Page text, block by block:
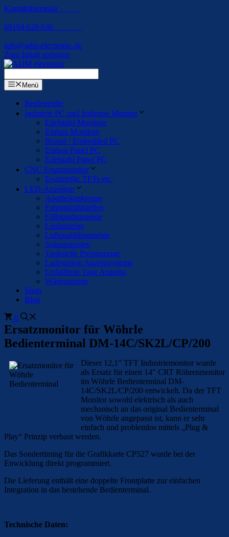
Kontaktformular
08104 629 630
info@adm-electronic.de
Zum Inhalt springen
Menü
Bedienpulte
Industrie PC und Industrie Monitor
Edelstahl-Monitore
Einbau Monitore
Boxed / Embedded PC
Einbau Panel PC
Edelstahl Panel PC
CNC Ersatzmonitor
Ersatzteile: TFTs etc.
LED-Anzeigen
Apothekenkreuze
Fahrradzählstellen
Füllstandsanzeige
Liedanzeige
Luftqualitätsanzeige
Solaranzeigen
Tankstelle Preisanzeige
Ladestation Anzeigsysteme
Unfallfreie Tage Anzeige
Wägeanzeige
Shop
Blog
0
Ersatzmonitor für Wöhrle
Bedienterminal DM-14C/SK2L/CP/200
Dieser 12,1″ TFT Industriemonitor wurde
als Ersatz für einen 14″ CRT Röhrenmonitor
im Wöhrle Bedienterminal DM-
14C/SK2L/CP/200 entwickelt. Da der TFT
Monitor sowohl elektrisch als auch
mechanisch an das original Bedienterminal
von Wöhrle angepasst ist, kann er sehr
einfach und problemlos mittels „Plug &
Play“ Prinzip verbaut werden.
Das Sondertiming für die Grafikkarte CP527 wurde bei der
Enwicklung direkt programmiert.
Die Lieferung enthält eine doppelte Frontplatte zur einfachen
Integration in das bestehende Bedienterminal.
Technische Daten: